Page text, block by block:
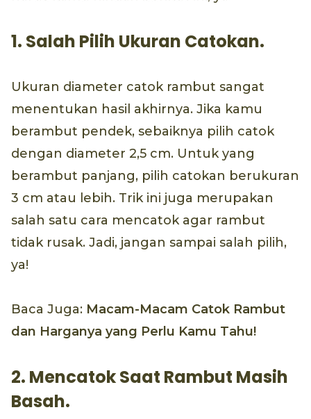
1. Salah Pilih Ukuran Catokan.
Ukuran diameter catok rambut sangat
menentukan hasil akhirnya. Jika kamu
berambut pendek, sebaiknya pilih catok
dengan diameter 2,5 cm. Untuk yang
berambut panjang, pilih catokan berukuran
3 cm atau lebih. Trik ini juga merupakan
salah satu cara mencatok agar rambut
tidak rusak. Jadi, jangan sampai salah pilih,
ya!
Baca Juga: Macam-Macam Catok Rambut
dan Harganya yang Perlu Kamu Tahu!
2. Mencatok Saat Rambut Masih
Basah.